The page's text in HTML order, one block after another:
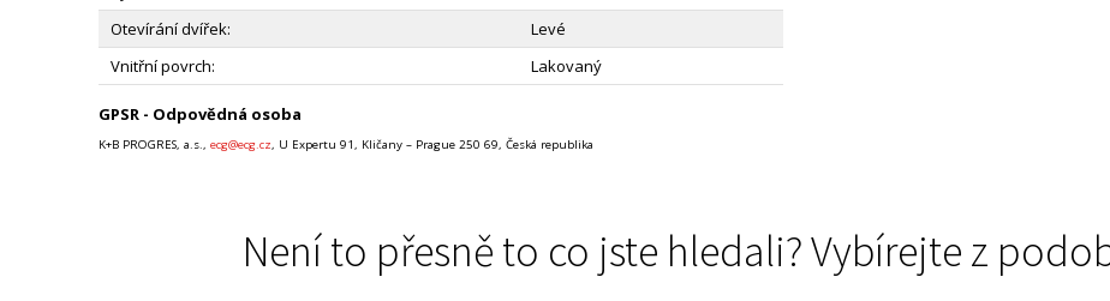
Otevírání dvířek:
Levé
Vnitřní povrch:
Lakovaný
GPSR - Odpovědná osoba
K+B PROGRES, a.s., ecg@ecg.cz, U Expertu 91, Kličany – Prague 250 69, Česká republika
Není to přesně to co jste hledali? Vybírejte z